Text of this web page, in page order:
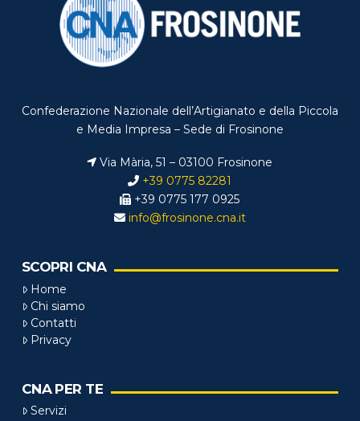
Confederazione Nazionale dell’Artigianato e della Piccola
e Media Impresa – Sede di Frosinone
Via Mària, 51 – 03100 Frosinone
+39 0775 82281
+39 0775 177 0925
info@frosinone.cna.it
SCOPRI CNA
Home
Chi siamo
Contatti
Privacy
CNA PER TE
Servizi